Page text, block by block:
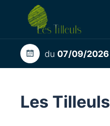
du 07/09/2026
Les Tilleuls